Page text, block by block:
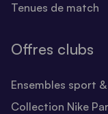
Tenues de match
Offres clubs
Ensembles sport
Collection Nike